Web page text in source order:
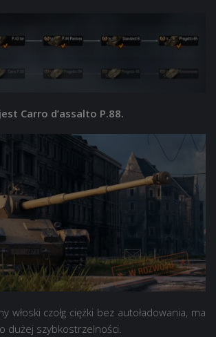
Carro d’assalto P.88.
włoski czołg ciężki bez autoładowania, ma
dużej szybkostrzelności.